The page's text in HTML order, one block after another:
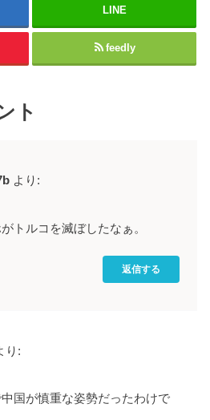
LINE
feedly
ト
より:
トルコを滅ぼしたなぁ。
返信する
り:
国が慎重な姿勢だったわけで